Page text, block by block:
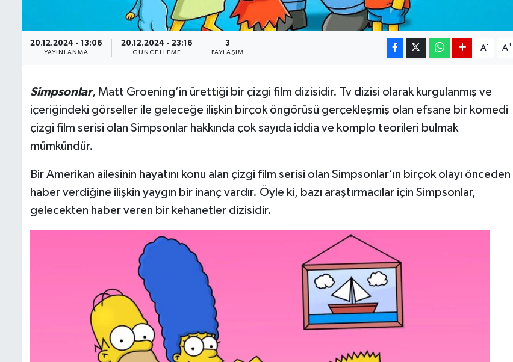
20.12.2024 - 13:06
YAYINLANMA
20.12.2024 - 23:16
GÜNCELLEME
3
PAYLAŞIM
A- A+
Simpsonlar, Matt Groening’in ürettiği bir çizgi film dizisidir. Tv dizisi olarak kurgulanmış ve
içeriğindeki görseller ile geleceğe ilişkin birçok öngörüsü gerçekleşmiş olan efsane bir komedi
çizgi film serisi olan Simpsonlar hakkında çok sayıda iddia ve komplo teorileri bulmak
mümkündür.
Bir Amerikan ailesinin hayatını konu alan çizgi film serisi olan Simpsonlar’ın birçok olayı önceden
haber verdiğine ilişkin yaygın bir inanç vardır. Öyle ki, bazı araştırmacılar için Simpsonlar,
gelecekten haber veren bir kehanetler dizisidir.